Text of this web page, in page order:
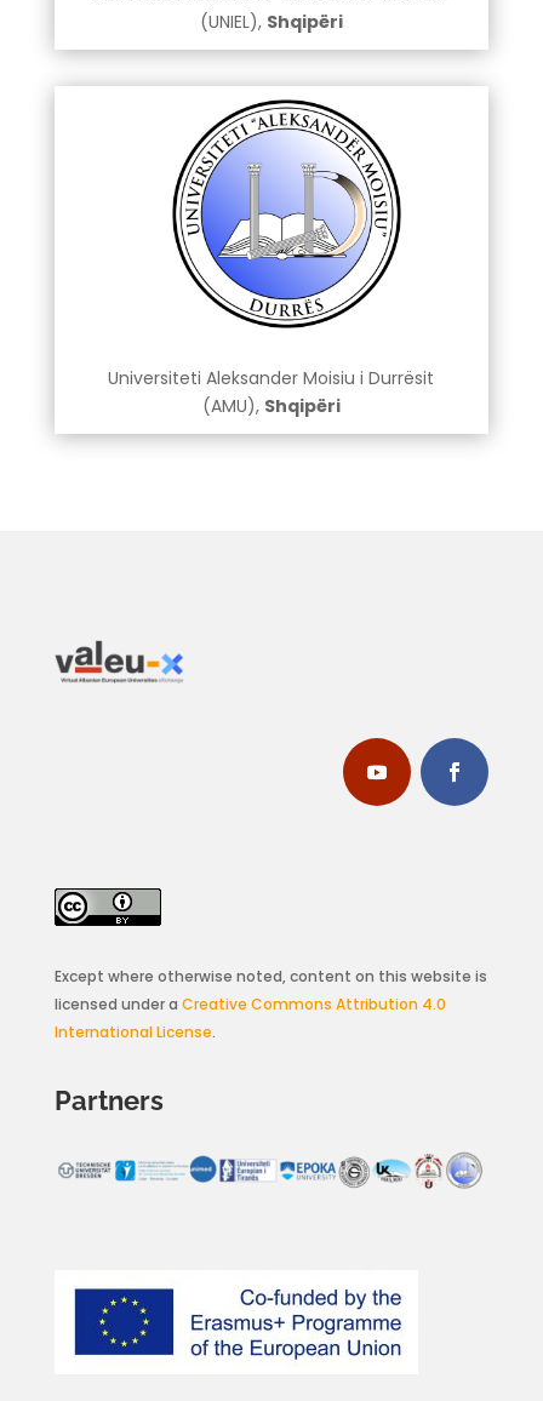
(UNIEL), Shqipëri
Universiteti Aleksander Moisiu i Durrësit
(AMU), Shqipëri
Except where otherwise noted, content on this website is
licensed under a Creative Commons Attribution 4.0
International License.
Partners